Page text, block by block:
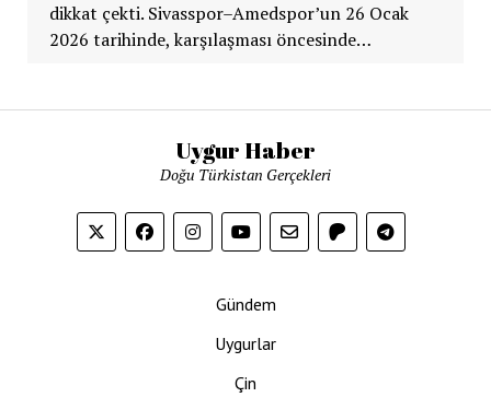
dikkat çekti. Sivasspor–Amedspor’un 26 Ocak
2026 tarihinde, karşılaşması öncesinde…
Uygur Haber
Doğu Türkistan Gerçekleri
Gündem
Uygurlar
Çin